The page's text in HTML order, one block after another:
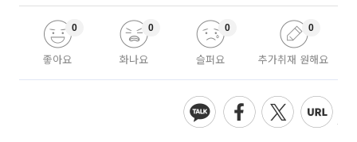
좋아요
0
화나요
0
슬퍼요
0
추가취재 원해요
0